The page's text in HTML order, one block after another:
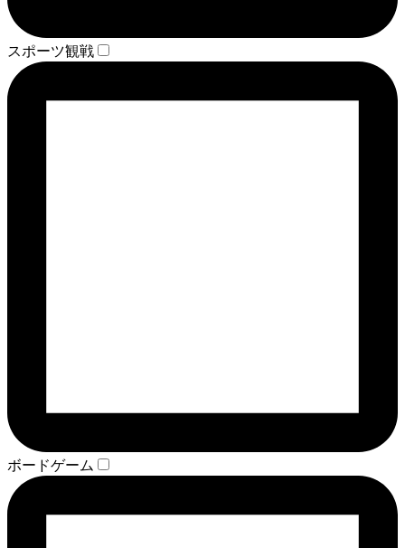
スポーツ観戦
ボードゲーム